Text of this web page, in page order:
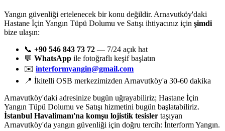
Yangın güvenliği ertelenecek bir konu değildir. Arnavutköy'daki
Hastane İçin Yangın Tüpü Dolumu ve Satışı ihtiyacınız için şimdi
bize ulaşın:
📞 +90 546 843 73 72 — 7/24 açık hat
💬 WhatsApp ile fotoğraflı keşif başlatın
✉️ interformyangin@gmail.com
📍 İkitelli OSB merkezimizden Arnavutköy'a 30-60 dakika
Arnavutköy'daki adresinize bugün uğrayabiliriz; Hastane İçin
Yangın Tüpü Dolumu ve Satışı hizmetini bugün başlatabiliriz.
İstanbul Havalimanı'na komşu lojistik tesisler taşıyan
Arnavutköy'da yangın güvenliği için doğru tercih: İnterform Yangın.